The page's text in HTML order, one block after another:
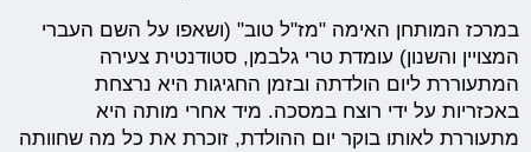
במרכז המותחן האימה "מז"ל טוב" (ושאפו על השם העברי
המצויין והשנון) עומדת טרי גלבמן, סטודנטית צעירה
המתעוררת ליום הולדתה ובזמן החגיגות היא נרצחת
באכזריות על ידי רוצח במסכה. מיד אחרי מותה היא
מתעוררת לאותו בוקר יום ההולדת, זוכרת את כל מה שחוותה